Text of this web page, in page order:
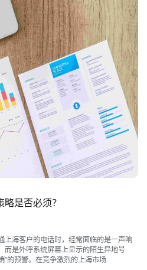
是否必须？
上海客户的电话时，经常面临的是一声响
而是外呼系统屏幕上显示的陌生异地号
”的预警。在竞争激烈的上海市场